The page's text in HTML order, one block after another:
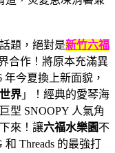
題，絕對是新竹六福
合作！將原本充滿異
今夏換上新面貌，
界 」！經典的愛琴海
型 SNOOPY 人氣角
來！讓六福水樂園不
Threads 的最強打